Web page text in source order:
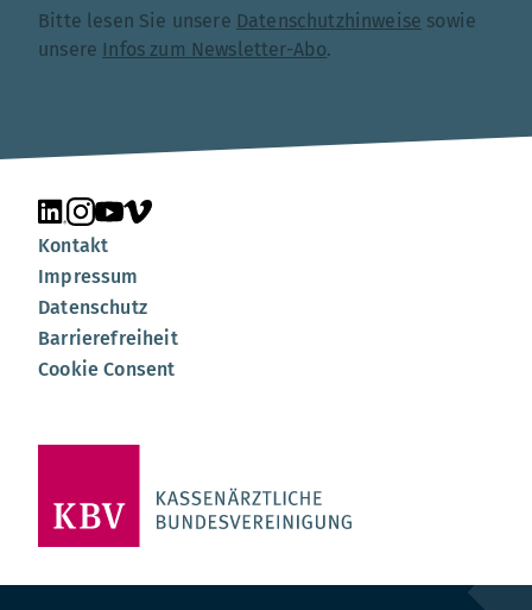
Bitte lesen Sie unsere Datenschutzhinweise sowie
unsere Infos zum Newsletter-Abo.
Unsere Seite auf LinkedIn
Unsere Seite auf Instagram
Unsere Seite auf YouTube
Unsere Seite auf Vimeo
Kontakt
Impressum
Datenschutz
Barrierefreiheit
Cookie Consent